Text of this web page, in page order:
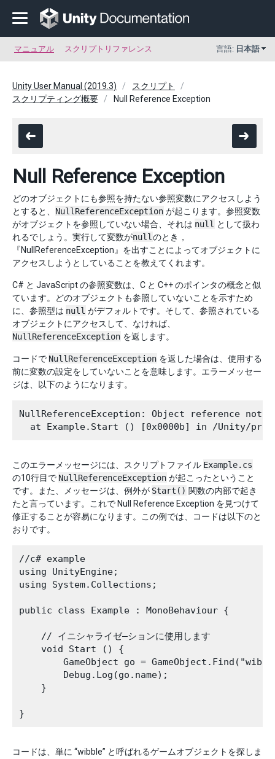
マニュアル スクリプトリファレンス 言語: 日本語
Unity User Manual (2019.3)
スクリプト
スクリプティング概要
Null Reference Exception
Null Reference Exception
どのオブジェクトにも参照を持たない参照変数にアクセスしよう
とすると、 NullReferenceException が起こります。参照変数
がオブジェクトを参照していない場合、それは null として扱わ
れるでしょう。実行して変数がnull のとき，
『NullReferenceException』を出すことによってオブジェクトに
アクセスしようとしていることを教えてくれます。
C# と JavaScript の参照変数は、C と C++ のポインタの概念と似
ています。どのオブジェクトも参照していないことを示すため
に、参照型は null がデフォルトです。そして、参照されている
オブジェクトにアクセスして、なければ、
NullReferenceException を返します。
コードで NullReferenceException を返した場合は、使用する
前に変数の設定をしていないことを意味します。エラーメッセー
ジは、以下のようになります。
NullReferenceException: Object reference
このエラーメッセージには、スクリプトファイル Example.cs
の10行目で NullReferenceException が起こったということ
です。また、メッセージは、例外が Start() 関数の内部で起き
たと言っています。これで Null Reference Exception を見つけて
修正することが容易になります。この例では、コードは以下のと
おりです。
//c# example
using UnityEngine;
using System.Collections;
public class Example : MonoBehaviour {
    // イニシャライゼ―ションに使用します
    void Start () {
GameObject go =
        Debug.Log(go.name);
    }
コードは、単に “wibble” と呼ばれるゲームオブジェクトを探しま